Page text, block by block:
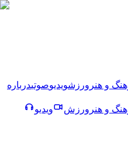
و هنر ورزشویدیوصوتیدرباره
و هنر ورزش
ویدیو